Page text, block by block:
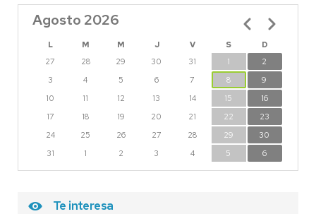
Agosto 2026
L M M J V S
D
27
28 29 30 31 1
2
3
4 5 6 7 8
9
10
11 12 13 14 15
16
17
18 19 20 21 22
23
24
25 26 27 28 29
30
31
1 2 3 4 5 6
Paginación
Te interesa